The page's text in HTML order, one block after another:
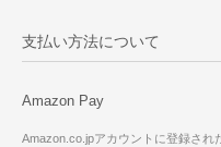
支払い方法について
Amazon Pay
Amazon.co.jpアカウントに登録され